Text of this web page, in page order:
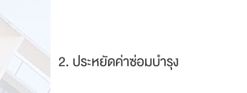
2. ประหยัดค่าซ่อมบำรุง